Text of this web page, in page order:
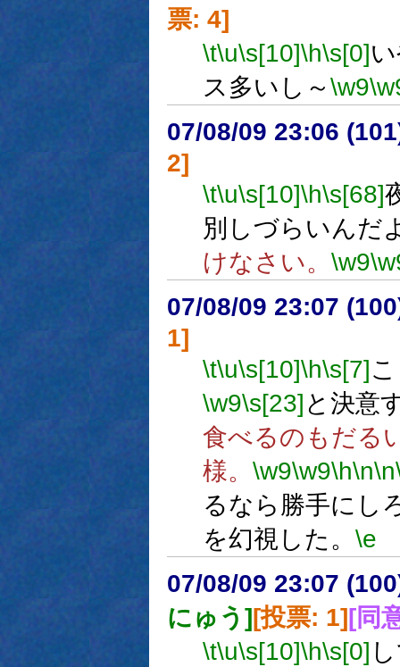
票: 4]
\t\u\s[10]\h\s[0]
ス多いし～\w9
07/08/09 23:06
2]
\t\u\s[10]\h\s[68]
別しづらいんだ
けなさい。 \w9
07/08/09 23:07
1]
\t\u\s[10]\h\s[7]
\w9\s[23] と決意
食べるのもだる
様。 \w9\w9\h\n\n
るなら勝手にし
を幻視した。 \e
07/08/09 23:07
にゅう] [投票: 1] [同
\t\u\s[10]\h\s[0]